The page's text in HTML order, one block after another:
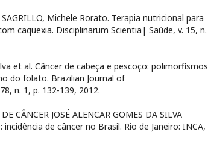
Michele Rorato. Terapia nutricional para
caquexia. Disciplinarum Scientia| Saúde, v. 15, n.
et al. Câncer de cabeça e pescoço: polimorfismos
do folato. Brazilian Journal of
n. 1, p. 132-139, 2012.
CÂNCER JOSÉ ALENCAR GOMES DA SILVA
de câncer no Brasil. Rio de Janeiro: INCA,